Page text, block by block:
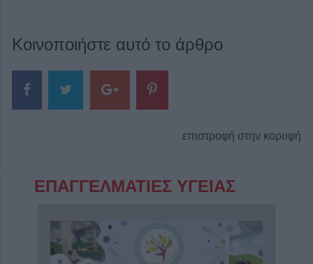
Κοινοποιήστε αυτό το άρθρο
επιστροφή στην κορυφή
ΕΠΑΓΓΕΛΜΑΤΙΕΣ ΥΓΕΙΑΣ